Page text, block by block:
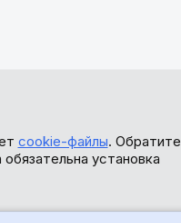
cookie-файлы. Обратите
установка